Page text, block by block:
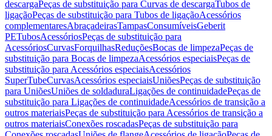
descargaPeças de substituição para Curvas de descargaTubos de
ligaçãoPeças de substituição para Tubos de ligaçãoAcessórios
complementaresAbraçadeirasTampasConsumíveisGeberit
PETubosAcessóriosPeças de substituição para
AcessóriosCurvasForquilhasReduçõesBocas de limpezaPeças de
substituição para Bocas de limpezaAcessórios especiaisPeças de
substituição para Acessórios especiaisAcessórios
SuperTubeCurvasAcessórios especiaisUniõesPeças de substituição
para UniõesUniões de soldaduraLigações de continuidadePeças de
substituição para Ligações de continuidadeAcessórios de transição a
outros materiaisPeças de substituição para Acessórios de transição a
outros materiaisConexões roscadasPeças de substituição para